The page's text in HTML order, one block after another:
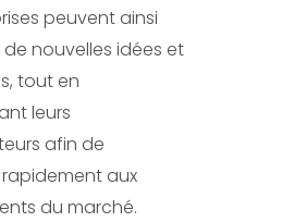
peuvent ainsi
nouvelles idées et
tout en
leurs
afin de
aux
du marché.